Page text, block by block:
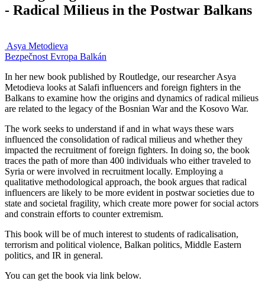
- Radical Milieus in the Postwar Balkans
Asya Metodieva
Bezpečnost Evropa Balkán
In her new book published by Routledge, our researcher Asya
Metodieva looks at Salafi influencers and foreign fighters in the
Balkans to examine how the origins and dynamics of radical milieus
are related to the legacy of the Bosnian War and the Kosovo War.
The work seeks to understand if and in what ways these wars
influenced the consolidation of radical milieus and whether they
impacted the recruitment of foreign fighters. In doing so, the book
traces the path of more than 400 individuals who either traveled to
Syria or were involved in recruitment locally. Employing a
qualitative methodological approach, the book argues that radical
influencers are likely to be more evident in postwar societies due to
state and societal fragility, which create more power for social actors
and constrain efforts to counter extremism.
This book will be of much interest to students of radicalisation,
terrorism and political violence, Balkan politics, Middle Eastern
politics, and IR in general.
You can get the book via link below.